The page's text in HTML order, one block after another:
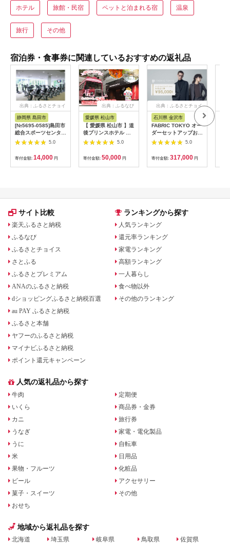
ホテル 旅館・民宿 ペットと泊まれる宿 温泉
旅行 その他
宿泊券・食事券に関連しているおすすめの返礼品
出典：ふるさとチョイ
静岡県 島田市
[№5695-0585]島田市
総合スポーツセンター
利用回数券12枚綴り
（プールorトレーニン
5.0
寄付金額: 14,000 円
出典：ふるなび
愛媛県 松山市
【 愛媛県 松山市 】道
後プリンスホテル 宿
泊補助券 15000円分 |
四国 温泉 道後 旅行
道後【DPH003】
5.0
寄付金額: 50,000 円
出典：ふるさとチョイ
石川県 金沢市
FABRIC TOKYO オー
ダーセットアップお仕
立て券 95,000円相当
石川 金沢 加賀百万石
加賀 百万石 北陸 北陸
復興 北陸支援
5.0
寄付金額: 317,000 円
サイト比較
楽天ふるさと納税
ふるなび
ふるさとチョイス
さとふる
ふるさとプレミアム
ANAのふるさと納税
dショッピングふるさと納税百選
au PAY ふるさと納税
ふるさと本舗
ヤフーのふるさと納税
マイナビふるさと納税
ポイント還元キャンペーン
ランキングから探す
人気ランキング
還元率ランキング
家電ランキング
高額ランキング
一人暮らし
食べ物以外
その他のランキング
人気の返礼品から探す
牛肉
いくら
カニ
うなぎ
うに
米
果物・フルーツ
ビール
菓子・スイーツ
おせち
定期便
商品券・金券
旅行券
家電・電化製品
自転車
日用品
化粧品
アクセサリー
その他
地域から返礼品を探す
北海道 埼玉県 岐阜県 鳥取県 佐賀県